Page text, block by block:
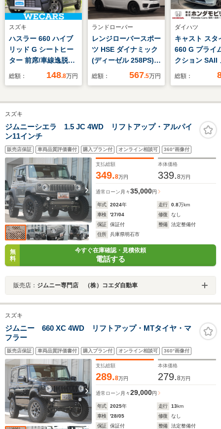
スズキ
ハスラー 660 ハイブ
リッド G シートヒー
ター 前席/車線逸脱防
止支援システム/ヘッ
リングストップ/セー
フティサポート(スズ
キ)/バックモニター/禁
煙車/エアバッグ 運転
席
総額： 148.8万円
ランドローバー
レンジローバースポー
ツ HSE ダイナミック
(ディーゼル 258PS)
4WD スライディング
ルーフ ブラックエク
ントシートヒーター&
フルセグTV アップ
ルカープレイ アンド
ロイドオート 22イ
ンチ
総額： 567.5万円
ダイハツ
キャスト スタ
660 G プライ
クション SAII
ーナビ オー
総額：
スズキ
ジムニーシエラ 1.5 JC 4WD リフトアップ・アルパイ
ン11インチ
販売店保証 車両品質評価書付 購入プラン付 オンライン相談可 360°画像付
支払総額
349.8万円
本体価格
339.8万円
通常ローン 月々35,000円
年式 2024年 走行 0.8万km
車検
'27/04 修復
なし
保証
保証付 整備
法定整備付
住所
兵庫県明石市
無
料
今すぐ在庫確認・見積依頼
電話する
販売店： ジムニー専門店 （株）コエダ自動車
スズキ
ジムニー 660 XC 4WD リフトアップ・MTタイヤ・マ
フラー
販売店保証 車両品質評価書付 購入プラン付 オンライン相談可 360°画像付
支払総額
289.8万円
本体価格
279.8万円
通常ローン 月々29,000円
年式 2025年 走行 13km
車検
'28/05 修復
なし
保証
保証付 整備
法定整備付